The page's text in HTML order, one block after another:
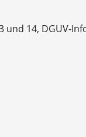
und 14, DGUV-